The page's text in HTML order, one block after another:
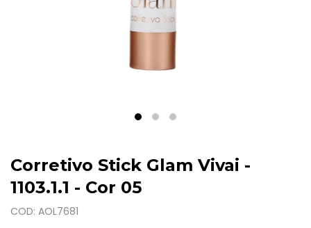
Corretivo Stick Glam Vivai -
1103.1.1 - Cor 05
COD: AOL7681